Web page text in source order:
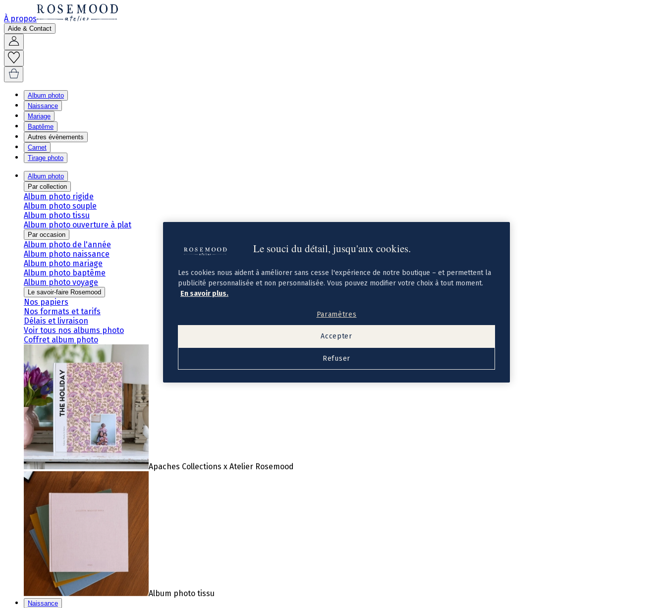
À propos
Aide & Contact
Album photo
Naissance
Mariage
Baptême
Autres évènements
Carnet
Tirage photo
Album photo
Par collection
Album photo rigide
Album photo souple
Album photo tissu
Album photo ouverture à plat
Par occasion
Album photo de l'année
Album photo naissance
Album photo mariage
Album photo baptême
Album photo voyage
Le savoir-faire Rosemood
Nos papiers
Nos formats et tarifs
Délais et livraison
Voir tous nos albums photo
Coffret album photo
Apaches Collections x Atelier Rosemood
Album photo tissu
Naissance
Le souci du détail, jusqu'aux cookies.
Les cookies nous aident à améliorer sans cesse l'expérience de notre boutique – et permettent la
publicité personnalisée et non personnalisée. Vous pouvez modifier votre choix à tout moment.
En savoir plus.
Paramètres
Refuser
Accepter